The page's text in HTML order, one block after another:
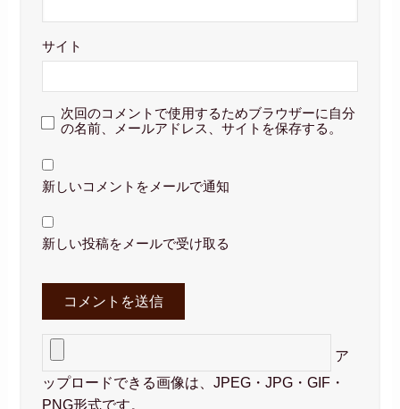
サイト
次回のコメントで使用するためブラウザーに自分
の名前、メールアドレス、サイトを保存する。
新しいコメントをメールで通知
新しい投稿をメールで受け取る
ア
ップロードできる画像は、JPEG・JPG・GIF・
PNG形式です。